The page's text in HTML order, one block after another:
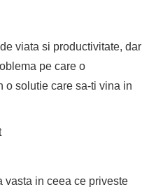
viata si productivitate, dar
pe care o
o solutie care sa-ti vina in
vasta in ceea ce priveste